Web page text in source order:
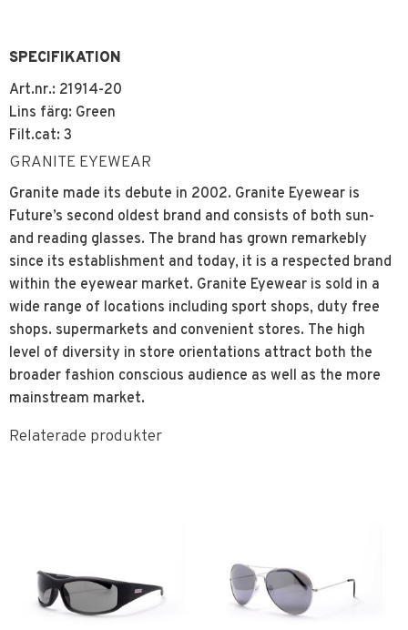
SPECIFIKATION
Art.nr.: 21914-20
Lins färg: Green
Filt.cat: 3
GRANITE EYEWEAR
Granite made its debute in 2002. Granite Eyewear is
Future’s second oldest brand and consists of both sun-
and reading glasses. The brand has grown remarkebly
since its establishment and today, it is a respected brand
within the eyewear market. Granite Eyewear is sold in a
wide range of locations including sport shops, duty free
shops. supermarkets and convenient stores. The high
level of diversity in store orientations attract both the
broader fashion conscious audience as well as the more
mainstream market.
Relaterade produkter